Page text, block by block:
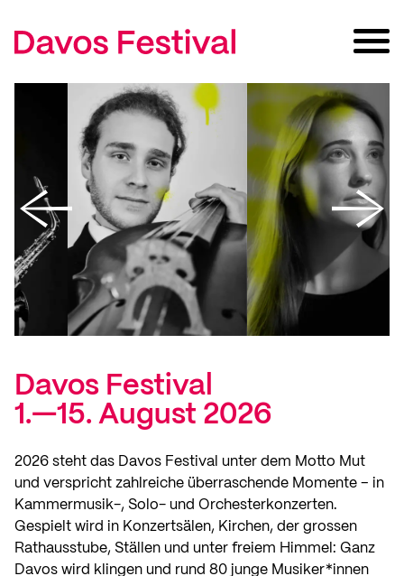
Davos Festival
1.—15. August 2026
2026 steht das Davos Festival unter dem Motto Mut
und verspricht zahlreiche überraschende Momente – in
Kammermusik-, Solo- und Orchesterkonzerten.
Gespielt wird in Konzertsälen, Kirchen, der grossen
Rathausstube, Ställen und unter freiem Himmel: Ganz
Davos wird klingen und rund 80 junge Musiker*innen